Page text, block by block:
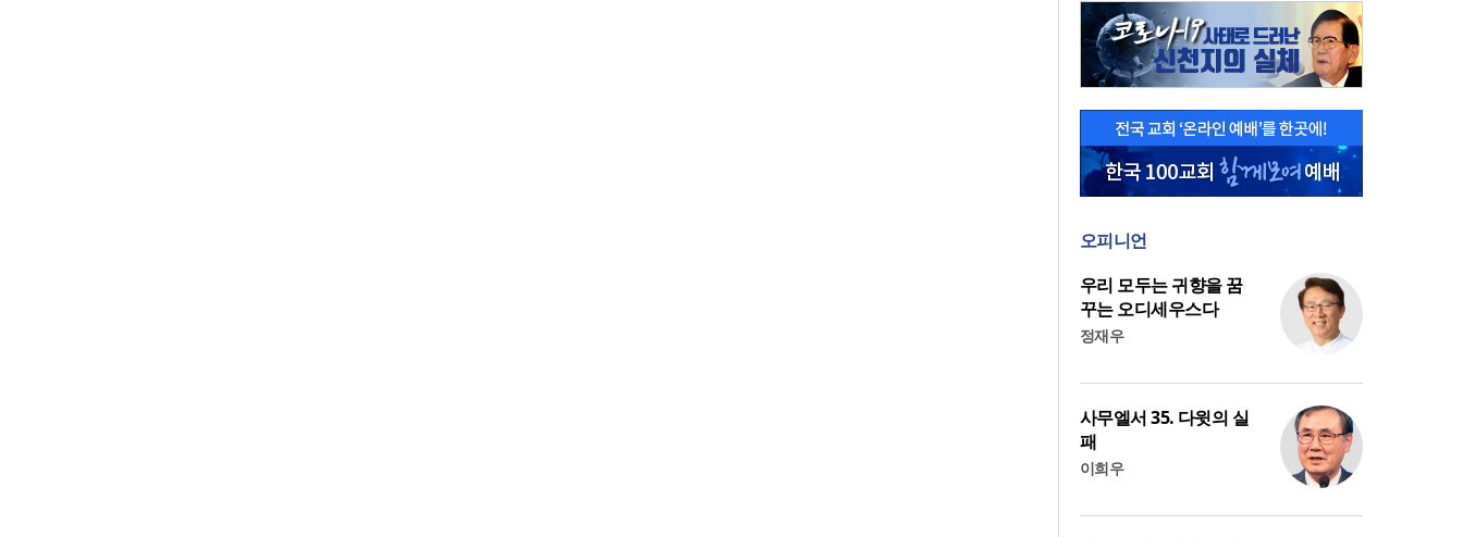
오피니언
우리 모두는 귀향을 꿈
꾸는 오디세우스다
정재우
사무엘서 35. 다윗의 실
패
이희우